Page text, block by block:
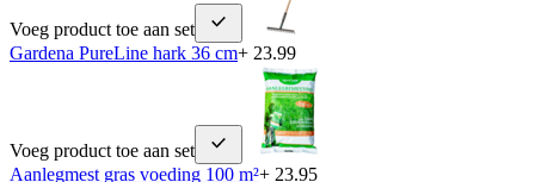
Voeg product toe aan set
Gardena PureLine hark 36 cm+ 23.99
Voeg product toe aan set
Aanlegmest gras voeding 100 m²+ 23.95